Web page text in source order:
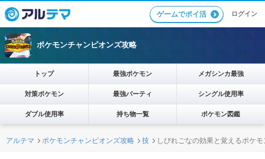
ゲームでポイ活 ログイン
ポケモンチャンピオンズ攻略
トップ 最強ポケモン メガシンカ最強
対策ポケモン 最強パーティ シングル使用率
ダブル使用率 持ち物一覧 ポケモン図鑑
アルテマ ポケモンチャンピオンズ攻略 技 しびれごなの効果と覚えるポケモ